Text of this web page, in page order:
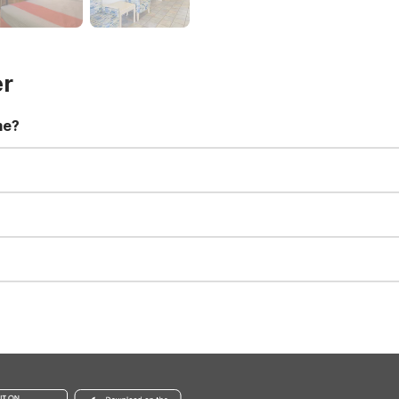
AM. Early check-in and late check-out requests are
all registered guests in their rooms and throughout the
We also offer parking spaces for larger vehicles, subject to
behaved pets are welcome per room. Please check with the